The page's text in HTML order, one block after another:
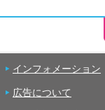
インフォメーション
広告について